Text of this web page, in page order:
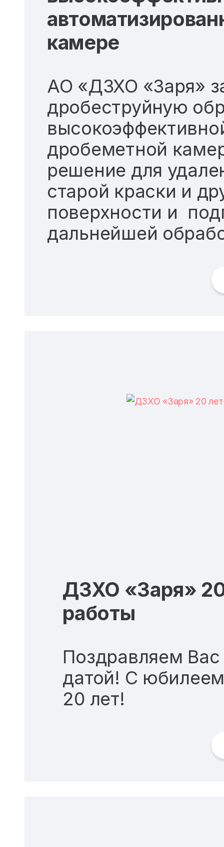
камере
АО «ДЗХО «Заря»
дробеструйную
дробеметной
решение для
старой краски и
поверхности и
дальнейшей
ДЗХО «Заря»
работы
Поздравляем
датой! С
20 лет!